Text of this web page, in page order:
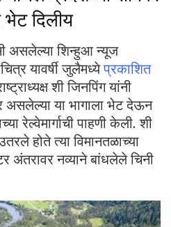
भेट दिलीय
असलेल्या शिन्हुआ न्यूज
यावर्षी जुलैमध्येप्रकाशित
शी जिनपिंग यांनी
या भागाला भेट देऊन
रेल्वेमार्गाची पाहणी केली. शी
होते त्या विमानतळाच्या
अंतरावर नव्याने बांधलेले चिनी